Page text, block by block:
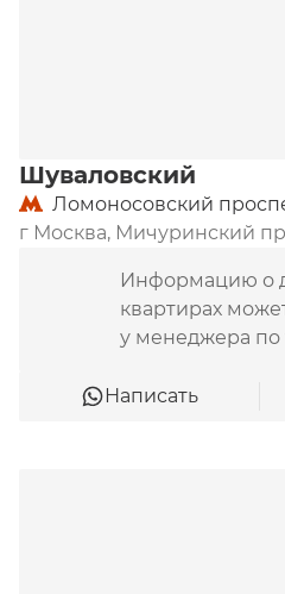
Шуваловский
Ломоносовский
г Москва, Мичуринский
Информацию о
квартирах
у менеджера по
Написать